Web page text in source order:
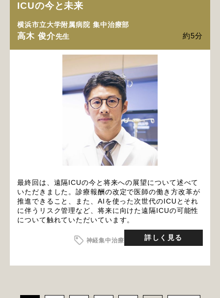
ICUの今と未来
横浜市立大学附属病院 集中治療部
高木 俊介先生 約5分
最終回は、遠隔ICUの今と将来への展望について述べて
いただきました。診療報酬の改定で医師の働き方改革が
推進できること、また、AIを使った次世代のICUとそれ
に伴うリスク管理など、将来に向けた遠隔ICUの可能性
について触れていただいています。
神経集中治療 詳しく見る